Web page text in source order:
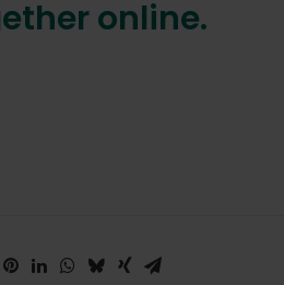
online.